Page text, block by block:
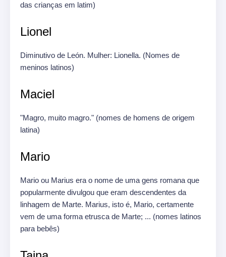
das crianças em latim)
Lionel
Diminutivo de León. Mulher: Lionella. (Nomes de
meninos latinos)
Maciel
"Magro, muito magro." (nomes de homens de origem
latina)
Mario
Mario ou Marius era o nome de uma gens romana que
popularmente divulgou que eram descendentes da
linhagem de Marte. Marius, isto é, Mario, certamente
vem de uma forma etrusca de Marte; ... (nomes latinos
para bebês)